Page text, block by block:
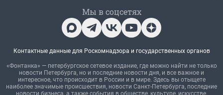
Мы в соцсетях
Контактные данные для Роскомнадзора и государственных органов
«Фонтанка» — петербургское сетевое издание, где можно найти не только
новости Петербурга, но и последние новости дня, и все важное и
интересное, что происходит в России и в мире. Здесь вы отыщете
наиболее значимые происшествия, новости Санкт-Петербурга, последние